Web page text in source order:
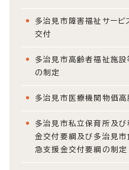
多治見市障害福祉サー
交付
多治見市高齢者福祉施
の制定
多治見市医療機関物価
多治見市私立保育所及
金交付要綱及び多治見
急支援金交付要綱の制定